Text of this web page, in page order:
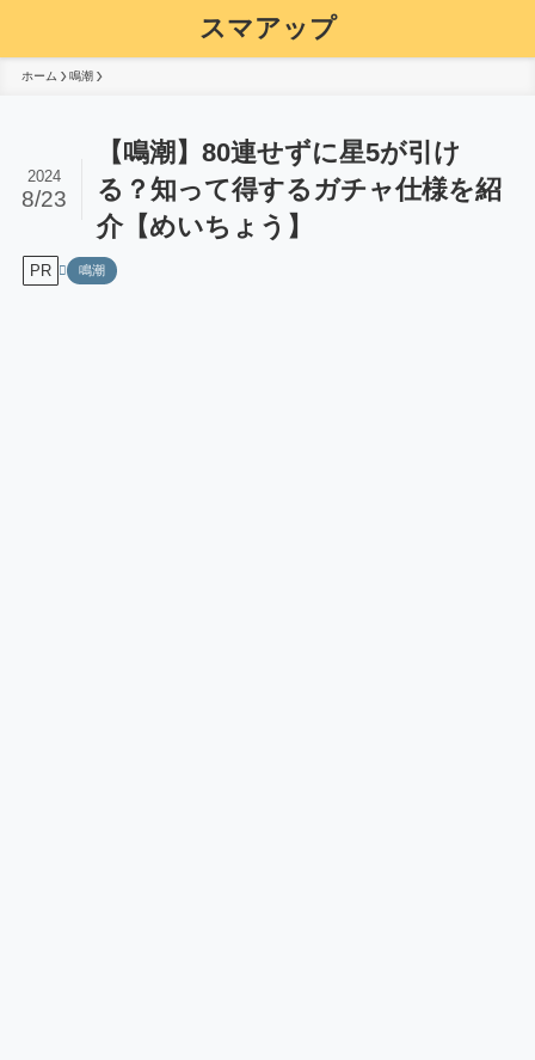
スマアップ
ホーム 鳴潮
【鳴潮】80連せずに星5が引け
る？知って得するガチャ仕様を紹
介【めいちょう】
2024
8/23
PR 鳴潮